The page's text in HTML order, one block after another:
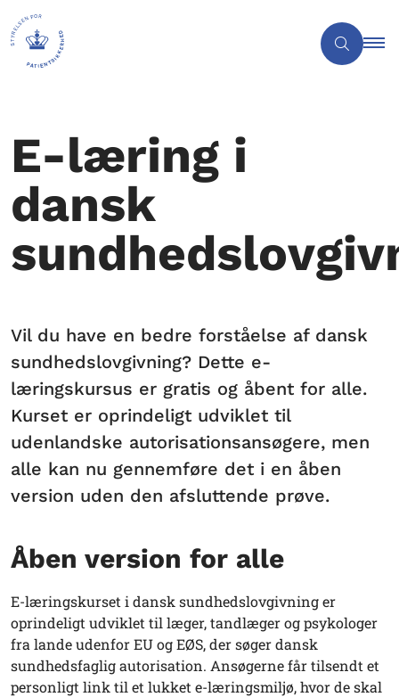
E-læring i
dansk
Vil du have en bedre forståelse af dansk
sundhedslovgivning? Dette e-
læringskursus er gratis og åbent for alle.
Kurset er oprindeligt udviklet til
udenlandske autorisationsansøgere, men
alle kan nu gennemføre det i en åben
version uden den afsluttende prøve.
Åben version for alle
E-læringskurset i dansk sundhedslovgivning er
oprindeligt udviklet til læger, tandlæger og psykologer
fra lande udenfor EU og EØS, der søger dansk
sundhedsfaglig autorisation. Ansøgerne får tilsendt et
personligt link til et lukket e-læringsmiljø, hvor de skal